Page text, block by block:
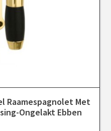
Raamespagnolet Met
Ongelakt Ebben